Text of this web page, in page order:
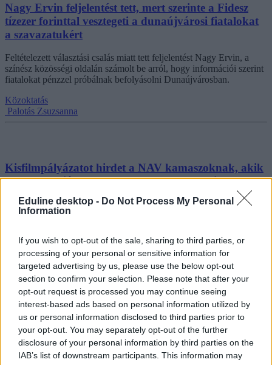
Eduline desktop - Do Not Process My Personal
Information
If you wish to opt-out of the sale, sharing to third parties, or
processing of your personal or sensitive information for
targeted advertising by us, please use the below opt-out
section to confirm your selection. Please note that after your
opt-out request is processed you may continue seeing
interest-based ads based on personal information utilized by
us or personal information disclosed to third parties prior to
your opt-out. You may separately opt-out of the further
disclosure of your personal information by third parties on the
IAB’s list of downstream participants. This information may
Nagy Ervin feljelentést tett, mert szerinte a Fidesz
tízezer forinttal vesztegeti a dunaújvárosi fiatalokat
a szavazatukért
Feltételezett választási csalás miatt tett feljelentést Nagy Ervin, a
színész közösségi oldalán számolt be arról, hogy információi szerint
fiatalokat pénzzel próbálnak befolyásolni Dunaújvárosban.
Közoktatás
Palotás Zsuzsanna
Kisfilmpályázatot hirdet a NAV kamaszoknak, akik
bemutathatják, hogy lehet nemet mondani a
dohányzásra
Közoktatás
Fuchs Viktória
Kocsis Máté szerint a mai fiatalok nagyon szerencsés
korban élnek, és sokkal jobb dolguk van, mint a
szüleiknek
A tabi lakossági fórumon Kocsis Mátét arról is kérdezték, hogyan